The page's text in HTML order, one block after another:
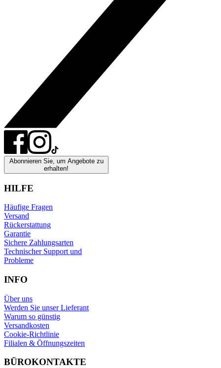
Abonnieren Sie, um Angebote zu
erhalten!
HILFE
Häufige Fragen
Versand
Rückerstattung
Garantie
Sichere Zahlungsarten
Technischer Support und
Probleme
INFO
Über uns
Werden Sie unser Lieferant
Warum so günstig
Versandkosten
Cookie-Richtlinie
Filialen & Öffnungszeiten
BÜROKONTAKTE